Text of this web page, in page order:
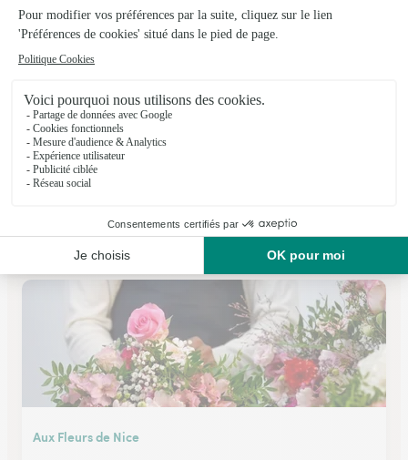
Jess’fleurs
Saigneville
Voir la boutique
Aux Fleurs de Nice